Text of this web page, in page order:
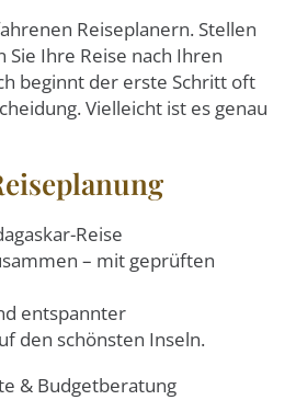
Reiseplanern. Stellen
Sie Ihre Reise nach Ihren
beginnt der erste Schritt oft
Vielleicht ist es genau
Reise
– mit geprüften
entspannter
den schönsten Inseln.
& Budgetberatung